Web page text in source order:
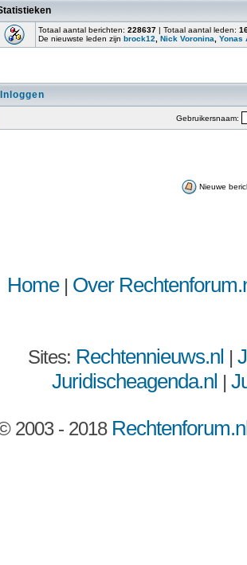
Totaal aantal berichten: 228637 | Totaal aantal leden:
De nieuwste leden zijn brock12 Nick Voronina Yonas
Inloggen
Gebruikersnaam:
Nieuwe
Home| Over
Sites: Rechtennieuws.nl |
Juridischeagenda.nl |
2003 - 2018